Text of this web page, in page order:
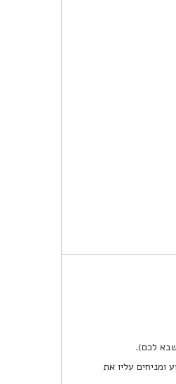
ומניחים עליו את